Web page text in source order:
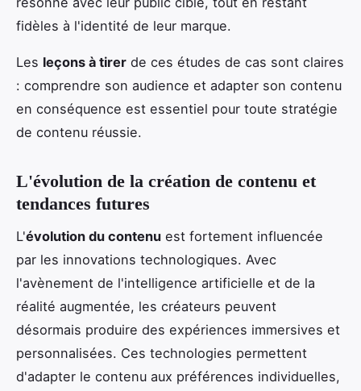
fidèles à l'identité de leur marque.
Les leçons à tirer de ces études de cas sont claires
: comprendre son audience et adapter son contenu
en conséquence est essentiel pour toute stratégie
de contenu réussie.
L'évolution de la création de contenu et
tendances futures
L'évolution du contenu est fortement influencée
par les innovations technologiques. Avec
l'avènement de l'intelligence artificielle et de la
réalité augmentée, les créateurs peuvent
désormais produire des expériences immersives et
personnalisées. Ces technologies permettent
d'adapter le contenu aux préférences individuelles,